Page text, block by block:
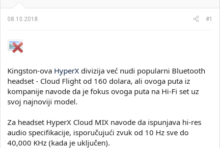
t
m
e
r
a
08.10.2018. #1
Kingston-ova HyperX divizija već nudi popularni Bluetooth
headset - Cloud Flight od 160 dolara, ali ovoga puta iz
kompanije navode da je fokus ovoga puta na Hi-Fi set uz
svoj najnoviji model.
Za headset HyperX Cloud MIX navode da ispunjava hi-res
audio specifikacije, isporučujući zvuk od 10 Hz sve do
40,000 KHz (kada je uključen).